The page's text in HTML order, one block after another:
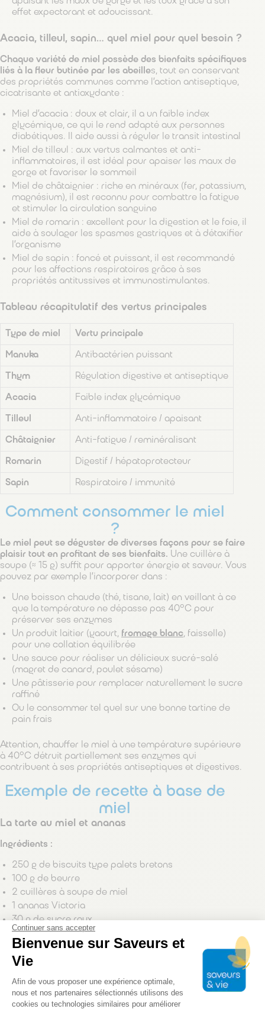
effet expectorant et adoucissant.
Acacia, tilleul, sapin… quel miel pour quel besoin ?
Chaque variété de miel possède des bienfaits spécifiques
liés à la fleur butinée par les abeilles, tout en conservant
des propriétés communes comme l’action antiseptique,
cicatrisante et antioxydante :
Miel d’acacia : doux et clair, il a un faible index
glycémique, ce qui le rend adapté aux personnes
diabétiques. Il aide aussi à réguler le transit intestinal
Miel de tilleul : aux vertus calmantes et anti-
inflammatoires, il est idéal pour apaiser les maux de
gorge et favoriser le sommeil
Miel de châtaignier : riche en minéraux (fer, potassium,
magnésium), il est reconnu pour combattre la fatigue
et stimuler la circulation sanguine
Miel de romarin : excellent pour la digestion et le foie, il
aide à soulager les spasmes gastriques et à détoxifier
l’organisme
Miel de sapin : foncé et puissant, il est recommandé
pour les affections respiratoires grâce à ses
propriétés antitussives et immunostimulantes.
Tableau récapitulatif des vertus principales
Type de miel Vertu principale
Manuka Antibactérien puissant
Thym Régulation digestive et antiseptique
Acacia Faible index glycémique
Tilleul Anti-inflammatoire / apaisant
Châtaignier Anti-fatigue / reminéralisant
Romarin Digestif / hépatoprotecteur
Sapin Respiratoire / immunité
Comment consommer le miel
?
Le miel peut se déguster de diverses façons pour se faire
plaisir tout en profitant de ses bienfaits. Une cuillère à
soupe (≈ 15 g) suffit pour apporter énergie et saveur. Vous
pouvez par exemple l’incorporer dans :
Une boisson chaude (thé, tisane, lait) en veillant à ce
que la température ne dépasse pas 40°C pour
préserver ses enzymes
Un produit laitier (yaourt, fromage blanc, faisselle)
pour une collation équilibrée
Une sauce pour réaliser un délicieux sucré-salé
(magret de canard, poulet sésame)
Une pâtisserie pour remplacer naturellement le sucre
raffiné
Ou le consommer tel quel sur une bonne tartine de
pain frais
Attention, chauffer le miel à une température supérieure
à 40°C détruit partiellement ses enzymes qui
contribuent à ses propriétés antiseptiques et digestives.
Exemple de recette à base de
miel
La tarte au miel et ananas
Ingrédients :
250 g de biscuits type palets bretons
100 g de beurre
2 cuillères à soupe de miel
1 ananas Victoria
30 g de sucre roux
1 citron vert
1 gousse de vanille
1 pincée de fleur de sel
Préparation de la recette :
Continuer sans accepter
Bienvenue sur Saveurs et
Vie
Plateforme de Gestion du
Afin de vous proposer une expérience optimale,
nous et nos partenaires sélectionnés utilisons des
cookies ou technologies similaires pour améliorer